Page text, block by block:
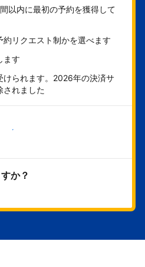
以内に最初の予約を獲得して
リクエスト制かを選べます
ます
けられます。2026年の決済サ
されました
める
か？